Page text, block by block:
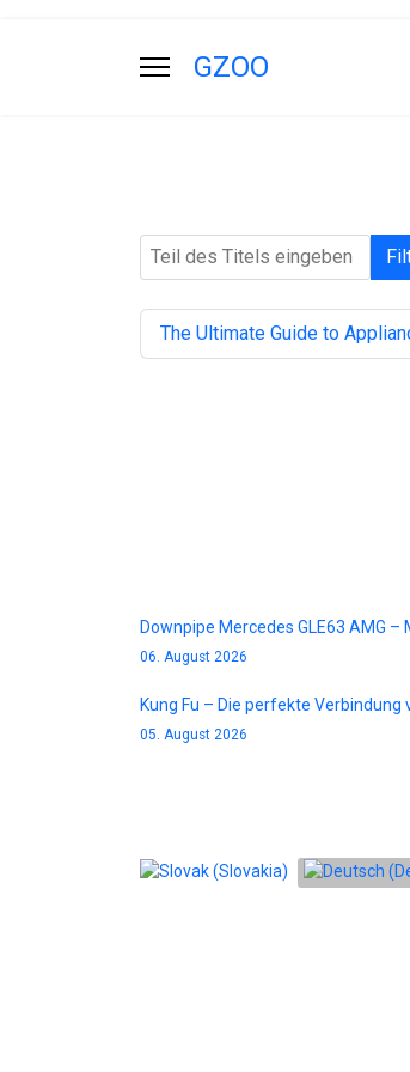
GZOO
Teil des Titels eingeben
The Ultimate Guide to
Downpipe Mercedes GLE63 AMG
06. August 2026
Kung Fu – Die perfekte
05. August 2026